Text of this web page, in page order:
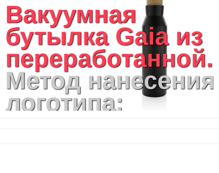
Текстиль для ванной комнаты
Кухонные приспособления
Кухонный текстиль
Ножи разделочные доски
Фоторамки и фотоальбомы
Уход за обувью
Игрушки
Шкатулки
Декоративные подушки
Вакуумная
бутылка Gaia из
Метод нанесения
логотипа: